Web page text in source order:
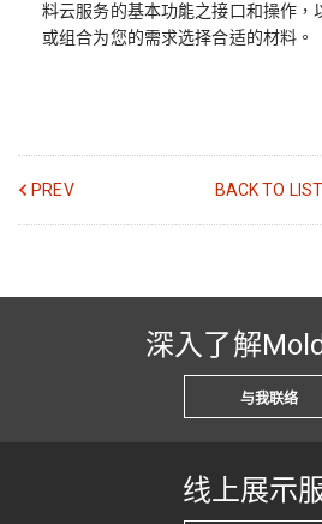
料云服务的基本功能之接口和操作，
或组合为您的需求选择合适的材料。
PREV BACK TO LIST
深入了解
与我联络
线上展示